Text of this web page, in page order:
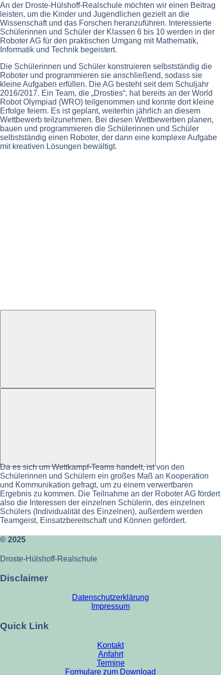
An der Droste-Hülshoff-Realschule möchten wir einen Beitrag
leisten, um die Kinder und Jugendlichen gezielt an die
Wissenschaft und das Forschen heranzuführen. Interessierte
Schülerinnen und Schüler der Klassen 6 bis 10 werden in der
Roboter AG für den praktischen Umgang mit Mathematik,
Informatik und Technik begeistert.
Die Schülerinnen und Schüler konstruieren selbstständig die
Roboter und programmieren sie anschließend, sodass sie
kleine Aufgaben erfüllen. Die AG besteht seit dem Schuljahr
2016/2017. Ein Team, die „Drosties“, hat bereits an der World
Robot Olympiad (WRO) teilgenommen und konnte dort kleine
Erfolge feiern. Es ist geplant, weiterhin jährlich an diesem
Wettbewerb teilzunehmen. Bei diesen Wettbewerben planen,
bauen und programmieren die Schülerinnen und Schüler
selbstständig einen Roboter, der dann eine komplexe Aufgabe
mit kreativen Lösungen bewältigt.
Da es sich um Wettkampf-Teams handelt, ist von den
Schülerinnen und Schülern ein großes Maß an Kooperation
und Kommunikation gefragt, um zu einem verwertbaren
Ergebnis zu kommen. Die Teilnahme an der Roboter AG fördert
also die Interessen der einzelnen Schülerin, des einzelnen
Schülers (Individualität des Einzelnen), außerdem werden
Teamgeist, Einsatzbereitschaft und Können gefördert.
© 2025
Droste-Hülshoff-Realschule
Disclaimer
Datenschutzerklärung
Impressum
Quick Link
Kontakt
Anfahrt
Termine
Formulare zum Download